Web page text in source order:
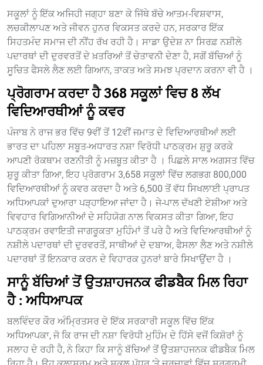
ਸਕੂਲਾਂ ਨੂੰ ਇੱਕ ਅਜਿਹੀ ਜਗ੍ਹਾ ਬਣਾ ਕੇ ਜਿੱਥੇ ਬੱਚੇ ਆਤਮ-ਵਿਸ਼ਵਾਸ,
ਲਚਕੀਲਾਪਣ ਅਤੇ ਜੀਵਨ ਹੁਨਰ ਵਿਕਸਤ ਕਰਦੇ ਹਨ, ਸਰਕਾਰ ਇੱਕ
ਸਿਹਤਮੰਦ ਸਮਾਜ ਦੀ ਨੀਂਹ ਰੱਖ ਰਹੀ ਹੈ। ਸਾਡਾ ਉਦੇਸ਼ ਨਾ ਸਿਰਫ਼ ਨਸ਼ੀਲੇ
ਪਦਾਰਥਾਂ ਦੀ ਦੁਰਵਰਤੋਂ ਦੇ ਖ਼ਤਰਿਆਂ ਤੋਂ ਚੇਤਾਵਨੀ ਦੇਣਾ ਹੈ, ਸਗੋਂ ਬੱਚਿਆਂ ਨੂੰ
ਸੂਚਿਤ ਫੈਸਲੇ ਲੈਣ ਲਈ ਗਿਆਨ, ਤਾਕਤ ਅਤੇ ਸਮਝ ਪ੍ਰਦਾਨ ਕਰਨਾ ਵੀ ਹੈ ।
ਪ੍ਰੋਗਰਾਮ ਕਰਦਾ ਹੈ 368 ਸਕੂਲਾਂ ਵਿਚ 8 ਲੱਖ
ਵਿਦਿਆਰਥੀਆਂ ਨੂੰ ਕਵਰ
ਪੰਜਾਬ ਨੇ ਰਾਜ ਭਰ ਵਿੱਚ 9ਵੀਂ ਤੋਂ 12ਵੀਂ ਜਮਾਤ ਦੇ ਵਿਦਿਆਰਥੀਆਂ ਲਈ
ਭਾਰਤ ਦਾ ਪਹਿਲਾ ਸਬੂਤ-ਅਧਾਰਤ ਨਸ਼ਾ ਵਿਰੋਧੀ ਪਾਠਕ੍ਰਮ ਸ਼ੁਰੂ ਕਰਕੇ
ਆਪਣੀ ਰੋਕਥਾਮ ਰਣਨੀਤੀ ਨੂੰ ਮਜ਼ਬੂਤ ਕੀਤਾ ਹੈ । ਪਿਛਲੇ ਸਾਲ ਅਗਸਤ ਵਿੱਚ
ਸ਼ੁਰੂ ਕੀਤਾ ਗਿਆ, ਇਹ ਪ੍ਰੋਗਰਾਮ 3,658 ਸਕੂਲਾਂ ਵਿੱਚ ਲਗਭਗ 800,000
ਵਿਦਿਆਰਥੀਆਂ ਨੂੰ ਕਵਰ ਕਰਦਾ ਹੈ ਅਤੇ 6,500 ਤੋਂ ਵੱਧ ਸਿਖਲਾਈ ਪ੍ਰਾਪਤ
ਅਧਿਆਪਕਾਂ ਦੁਆਰਾ ਪੜ੍ਹਾਇਆ ਜਾਂਦਾ ਹੈ। ਜੇ-ਪਾਲ ਦੱਖਣੀ ਏਸ਼ੀਆ ਅਤੇ
ਵਿਵਹਾਰ ਵਿਗਿਆਨੀਆਂ ਦੇ ਸਹਿਯੋਗ ਨਾਲ ਵਿਕਸਤ ਕੀਤਾ ਗਿਆ, ਇਹ
ਪਾਠਕ੍ਰਮ ਰਵਾਇਤੀ ਜਾਗਰੂਕਤਾ ਮੁਹਿੰਮਾਂ ਤੋਂ ਪਰੇ ਹੈ ਅਤੇ ਵਿਦਿਆਰਥੀਆਂ ਨੂੰ
ਨਸ਼ੀਲੇ ਪਦਾਰਥਾਂ ਦੀ ਦੁਰਵਰਤੋਂ, ਸਾਥੀਆਂ ਦੇ ਦਬਾਅ, ਫੈਸਲਾ ਲੈਣ ਅਤੇ ਨਸ਼ੀਲੇ
ਪਦਾਰਥਾਂ ਤੋਂ ਇਨਕਾਰ ਕਰਨ ਦੇ ਵਿਹਾਰਕ ਹੁਨਰਾਂ ਬਾਰੇ ਸਿਖਾਉਂਦਾ ਹੈ ।
ਸਾਨੂੰ ਬੱਚਿਆਂ ਤੋਂ ਉਤਸ਼ਾਹਜਨਕ ਫੀਡਬੈਕ ਮਿਲ ਰਿਹਾ
ਹੈ : ਅਧਿਆਪਕ
ਬਲਵਿੰਦਰ ਕੌਰ ਅੰਮ੍ਰਿਤਸਰ ਦੇ ਇੱਕ ਸਰਕਾਰੀ ਸਕੂਲ ਵਿੱਚ ਇੱਕ
ਅਧਿਆਪਕਾ, ਜੋ ਕਿ ਰਾਜ ਦੀ ਨਸ਼ਾ ਵਿਰੋਧੀ ਮੁਹਿੰਮ ਦੇ ਹਿੱਸੇ ਵਜੋਂ ਕਿਸ਼ੋਰਾਂ ਨੂੰ
ਸਲਾਹ ਦੇ ਰਹੀ ਹੈ, ਨੇ ਕਿਹਾ ਕਿ ਸਾਨੂੰ ਬੱਚਿਆਂ ਤੋਂ ਉਤਸ਼ਾਹਜਨਕ ਫੀਡਬੈਕ ਮਿਲ